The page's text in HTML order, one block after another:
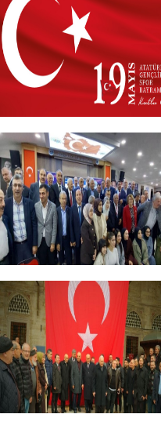
+
19 MAYIS 2026
+
ERZİNCANLILAR EKEV’İN
GELENEKSEL İFTAR YEMEĞİNDE
BULUŞTU
+